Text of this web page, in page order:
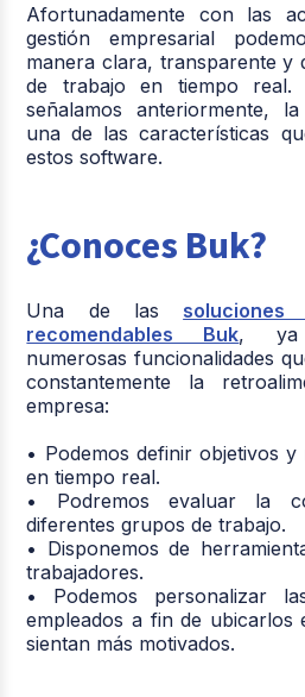
Afortunadamente con las
gestión empresarial
manera clara, transparente y
de trabajo en tiempo
señalamos anteriormente,
una de las características
estos software.
¿Conoces Buk?
Una de las soluciones
recomendables Buk, ya
numerosas funcionalidades
constantemente la
empresa:
• Podemos definir objetivos
en tiempo real.
• Podremos evaluar la
diferentes grupos de trabajo.
• Disponemos de
trabajadores.
• Podemos personalizar
empleados a fin de ubicarlos
sientan más motivados.